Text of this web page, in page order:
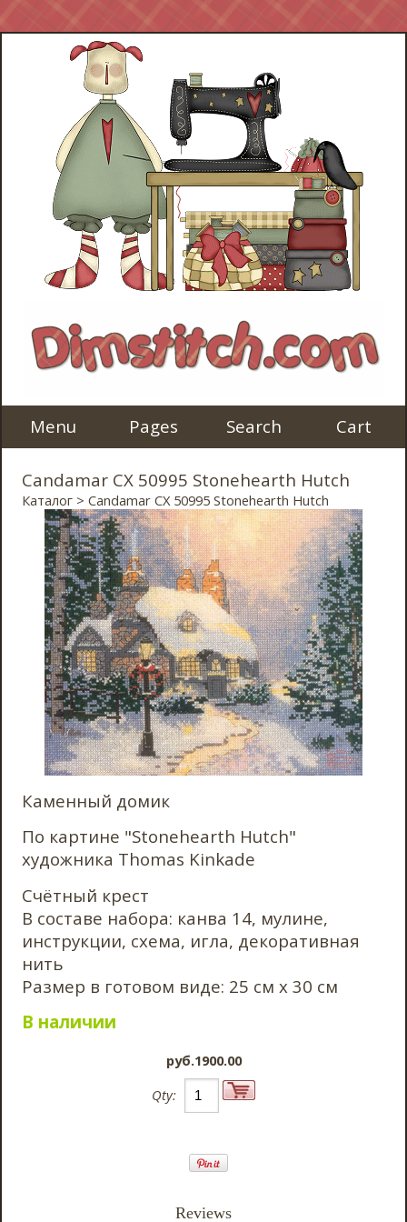
Menu Pages Search Cart
Candamar CX 50995 Stonehearth Hutch
Каталог > Candamar CX 50995 Stonehearth Hutch
Каменный домик
По картине "Stonehearth Hutch"
художника Thomas Kinkade
Счётный крест
В составе набора: канва 14, мулине,
инструкции, схема, игла, декоративная
нить
Размер в готовом виде: 25 см х 30 см
В наличии
pyб.1900.00
Qty:
Reviews